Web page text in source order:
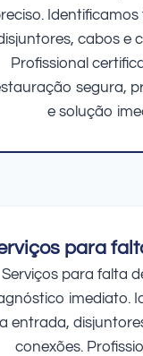
cabos e
Profissional
segura,
e solução
para
Serviços para falta
imediato.
entrada,
conexões.